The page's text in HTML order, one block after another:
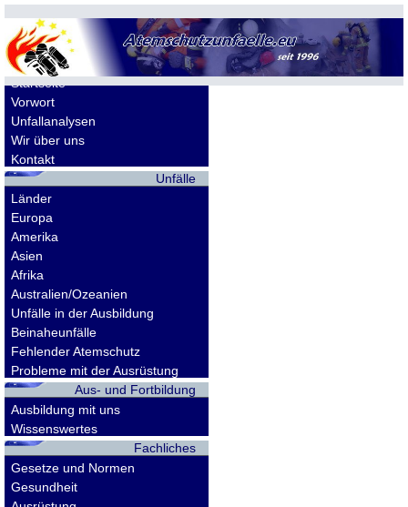
Allgemeines
Startseite
Vorwort
Unfallanalysen
Wir über uns
Kontakt
Unfälle
Länder
Europa
Amerika
Asien
Afrika
Australien/Ozeanien
Unfälle in der Ausbildung
Beinaheunfälle
Fehlender Atemschutz
Probleme mit der Ausrüstung
Aus- und Fortbildung
Ausbildung mit uns
Wissenswertes
Fachliches
Gesetze und Normen
Gesundheit